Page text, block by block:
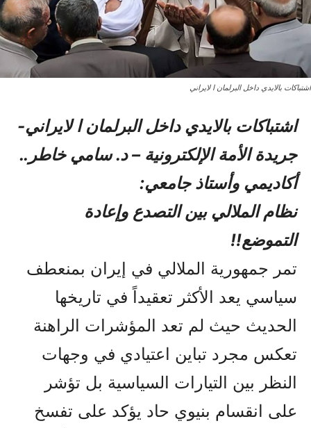
اشتباکات بالایدي داخل البرلمان ا لایراني
اشتباکات بالایدي داخل البرلمان ا لایراني-
جريدة الأمة الإلكترونية – د. سامي خاطر..
أكاديمي وأستاذ جامعي:
نظام الملالي بين التصدع وإعادة
التموضع!!
تمر جمهورية الملالي في إيران بمنعطف
سياسي يعد الأكثر تعقيداً في تاريخها
الحديث حيث لم تعد المؤشرات الراهنة
تعكس مجرد تباين اعتيادي في وجهات
النظر بين التيارات السياسية بل تؤشر
على انقسام بنيوي حاد يؤكد على تفسخ